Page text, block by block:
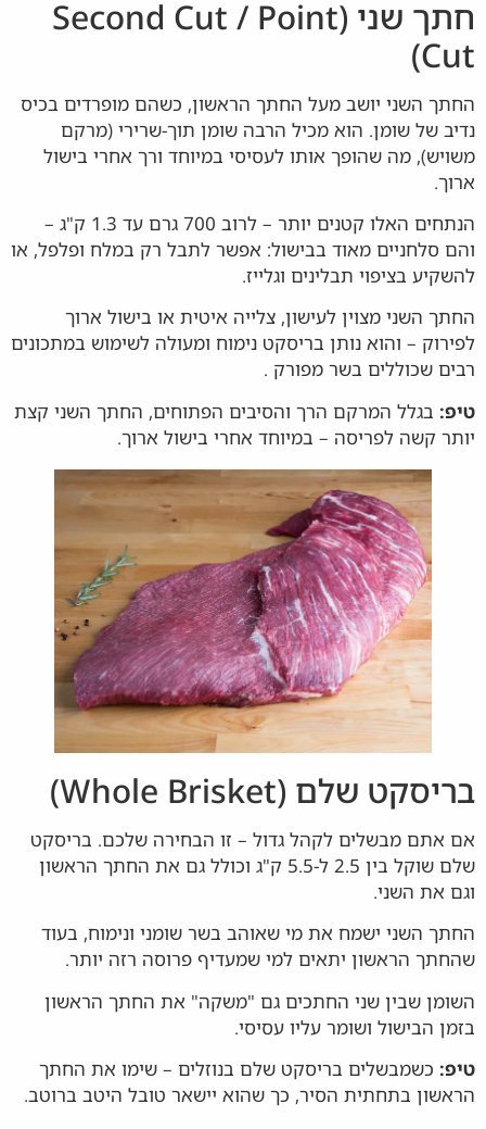
חתך שני (Second Cut / Point
Cut)
החתך השני יושב מעל החתך הראשון, כשהם מופרדים בכיס
נדיב של שומן. הוא מכיל הרבה שומן תוך-שרירי (מרקם
משויש), מה שהופך אותו לעסיסי במיוחד ורך אחרי בישול
ארוך.
הנתחים האלו קטנים יותר – לרוב 700 גרם עד 1.3 ק"ג –
והם סלחניים מאוד בבישול: אפשר לתבל רק במלח ופלפל, או
להשקיע בציפוי תבלינים וגלייז.
החתך השני מצוין לעישון, צלייה איטית או בישול ארוך
לפירוק – והוא נותן בריסקט נימוח ומעולה לשימוש במתכונים
רבים שכוללים בשר מפורק .
טיפ: בגלל המרקם הרך והסיבים הפתוחים, החתך השני קצת
יותר קשה לפריסה – במיוחד אחרי בישול ארוך.
בריסקט שלם (Whole Brisket)
אם אתם מבשלים לקהל גדול – זו הבחירה שלכם. בריסקט
שלם שוקל בין 2.5 ל-5.5 ק"ג וכולל גם את החתך הראשון
וגם את השני.
החתך השני ישמח את מי שאוהב בשר שומני ונימוח, בעוד
שהחתך הראשון יתאים למי שמעדיף פרוסה רזה יותר.
השומן שבין שני החתכים גם "משקה" את החתך הראשון
בזמן הבישול ושומר עליו עסיסי.
טיפ: כשמבשלים בריסקט שלם בנוזלים – שימו את החתך
הראשון בתחתית הסיר, כך שהוא יישאר טובל היטב ברוטב.